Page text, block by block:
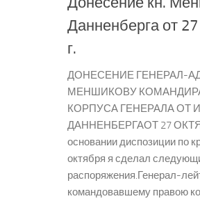
Данненберга от
г.
ДОНЕСЕНИЕ ГЕНЕРАЛ-
МЕНШИКОВУ
КОРПУСА ГЕНЕРАЛА ОТ
ДАННЕНБЕРГАОТ 27
основании диспозиции по
октября я сделал
распоряжения.Генерал-
командовавшему правою